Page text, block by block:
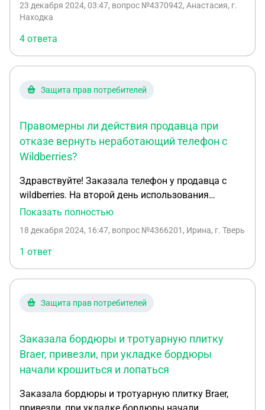
говорит везите. объяснила что везти далеко на
продавцы убедились в нерабочем товаре и
сделали обмен. компенсацию проезда сказали 1-3
дня на л/с. прошло 3 дня сказали товар на
проверке ещё решения нет о компенсации. вот
прошла неделя. подскажите пожалуйста, законно
затрат на возврат некачественного товара
предусмотрено?
23 декабря 2024, 03:47, вопрос №4370942, Анастасия, г.
Находка
4 ответа
Защита прав потребителей
Правомерны ли действия продавца при
отказе вернуть неработающий телефон с
Wildberries?
Здравствуйте! Заказала телефон у продавца с
wildberries. На второй день использования
телефон разрядился и отключился. Исправным
комплекте, телефон не заряжается и,
соответственно, не включается. Продавец
отклонил заявку на возврат некачественного
товара. Если покупатель не согласен с решением
пересмотра решения. Так я и сделала, но
отказал в возврате. Далее продавец предлагает
пойти в АСЦ (авторизованный сервисный центр) и
получить по гарантии акт о заводском браке,
если он будет обнаружен. АСЦ отказался
выдавать такой акт, так как такими вопросами
Показать полностью
18 декабря 2024, 16:47, вопрос №4366201, Ирина, г. Тверь
1 ответ
Защита прав потребителей
Заказала бордюры и тротуарную плитку
Braer, привезли, при укладке бордюры
начали крошиться и лопаться
Заказала бордюры и тротуарную плитку Braer,